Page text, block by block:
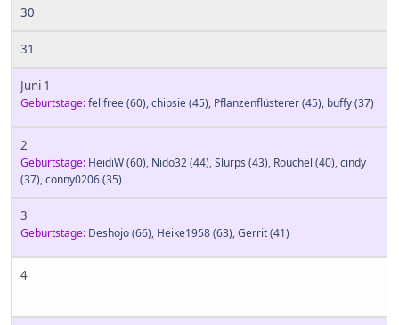
30
31
Juni 1
Geburtstage:fellfree(60),chipsie(45), Pflanzenflüsterer(45), buffy(37)
2
Geburtstage: HeidiW(60), Nido32(44),Slurps (43), Rouchel (40),cindy
(37),conny0206(35)
3
Geburtstage: Deshojo(66), Heike1958(63),Gerrit(41)
4